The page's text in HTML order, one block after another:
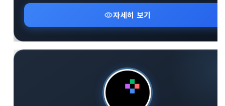
기반으로 유익한 정보를 나누며 함께 성장하는 것을 지향합니다.
다방면의 깊이 있는 트렌드 분석을 통해 스마트한 의사결정을 내리고
하는 분들에게 최적의 공간입니다.
visibility자세히 보기